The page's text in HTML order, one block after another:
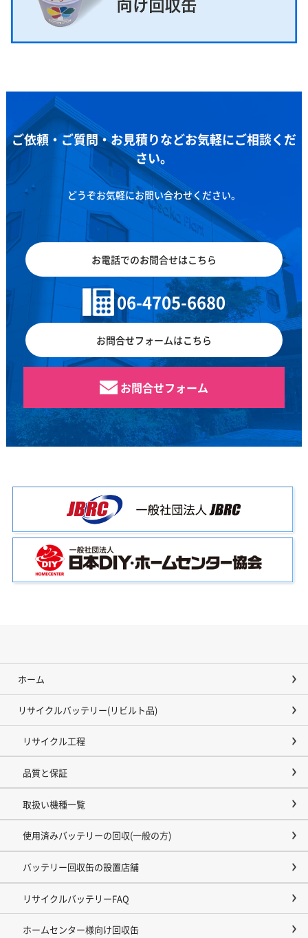
ご依頼・ご質問・お見積りなどお気軽にご相談くだ
さい。
どうぞお気軽にお問い合わせください。
お電話でのお問合せはこちら
06-4705-6680
お問合せフォームはこちら
お問合せフォーム
ホーム
リサイクルバッテリー(リビルト品)
リサイクル工程
品質と保証
取扱い機種一覧
使用済みバッテリーの回収(一般の方)
バッテリー回収缶の設置店舗
リサイクルバッテリーFAQ
ホームセンター様向け回収缶